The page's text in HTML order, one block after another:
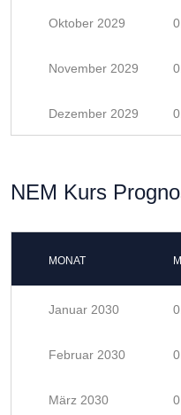
Oktober 2029
November 2029
Dezember 2029
NEM Kurs
MONAT
Januar 2030
Februar 2030
März 2030